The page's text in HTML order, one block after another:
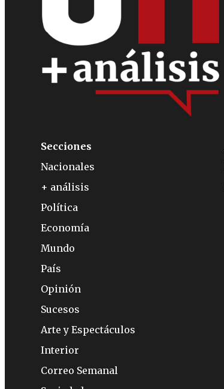
Secciones
Nacionales
+ análisis
Política
Economía
Mundo
País
Opinión
Sucesos
Arte y Espectáculos
Interior
Correo Semanal